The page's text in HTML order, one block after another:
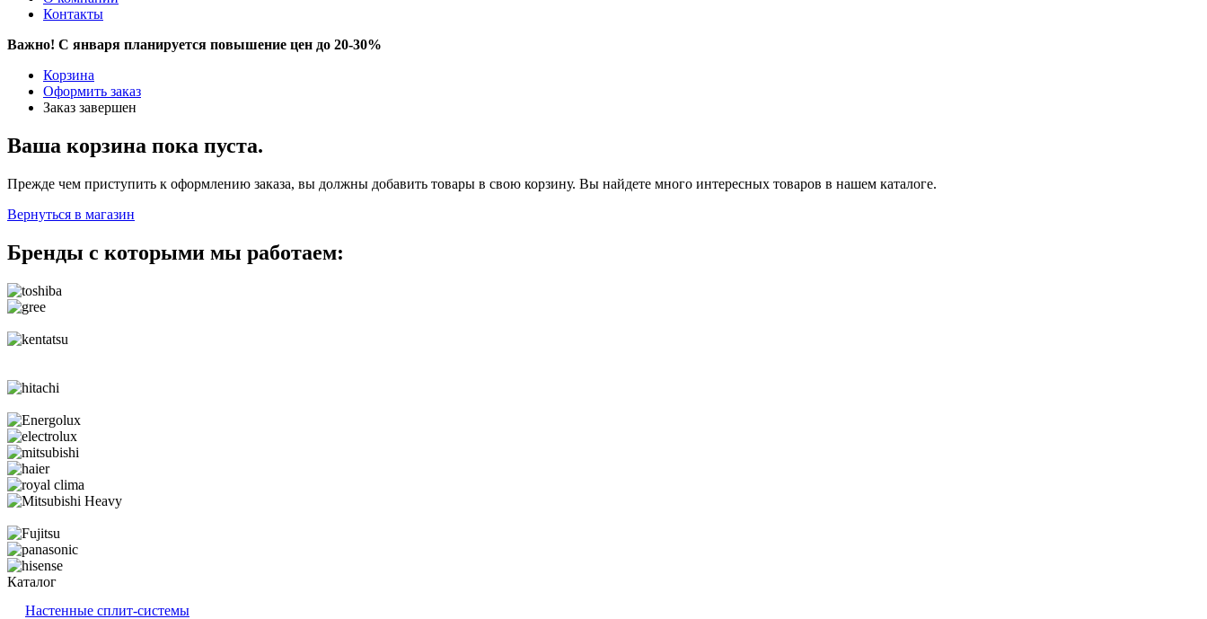
Контакты
Важно! С января планируется повышение цен до 20-30%
Корзина
Оформить заказ
Заказ завершен
Ваша корзина пока пуста.
Прежде чем приступить к оформлению заказа, вы должны добавить товары в свою корзину. Вы найдете много интересных товаров в нашем каталоге.
Вернуться в магазин
Бренды с которыми мы работаем:
Каталог
Настенные сплит-системы